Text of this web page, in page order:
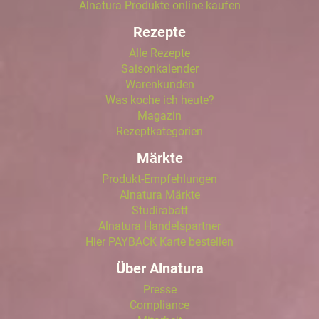
Alnatura Produkte online kaufen
Rezepte
Alle Rezepte
Saisonkalender
Warenkunden
Was koche ich heute?
Magazin
Rezeptkategorien
Märkte
Produkt-Empfehlungen
Alnatura Märkte
Studirabatt
Alnatura Handelspartner
Hier PAYBACK Karte bestellen
Über Alnatura
Presse
Compliance